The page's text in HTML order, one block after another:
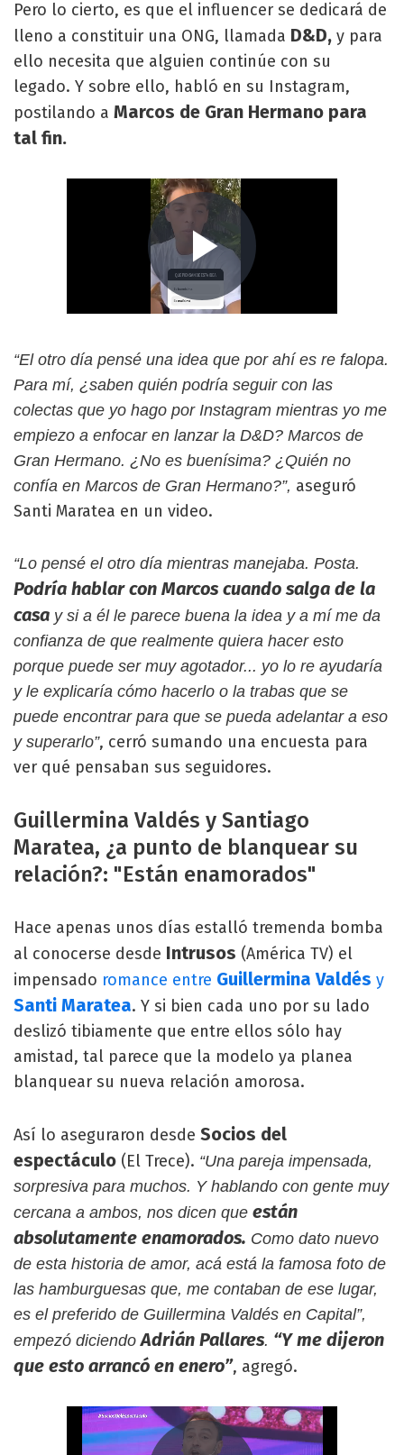
Pero lo cierto, es que el influencer se dedicará de
lleno a constituir una ONG, llamada D&D, y para
ello necesita que alguien continúe con su
legado. Y sobre ello, habló en su Instagram,
postilando a Marcos de Gran Hermano para
tal fin.
“El otro día pensé una idea que por ahí es re falopa.
Para mí, ¿saben quién podría seguir con las
colectas que yo hago por Instagram mientras yo me
empiezo a enfocar en lanzar la D&D? Marcos de
Gran Hermano. ¿No es buenísima? ¿Quién no
confía en Marcos de Gran Hermano?”, aseguró
Santi Maratea en un video.
“Lo pensé el otro día mientras manejaba. Posta.
Podría hablar con Marcos cuando salga de la
casa y si a él le parece buena la idea y a mí me da
confianza de que realmente quiera hacer esto
porque puede ser muy agotador... yo lo re ayudaría
y le explicaría cómo hacerlo o la trabas que se
puede encontrar para que se pueda adelantar a eso
y superarlo”, cerró sumando una encuesta para
ver qué pensaban sus seguidores.
Guillermina Valdés y Santiago
Maratea, ¿a punto de blanquear su
relación?: "Están enamorados"
Hace apenas unos días estalló tremenda bomba
al conocerse desde Intrusos (América TV) el
impensado romance entre Guillermina Valdés y
Santi Maratea. Y si bien cada uno por su lado
deslizó tibiamente que entre ellos sólo hay
amistad, tal parece que la modelo ya planea
blanquear su nueva relación amorosa.
Así lo aseguraron desde Socios del
espectáculo (El Trece). “Una pareja impensada,
sorpresiva para muchos. Y hablando con gente muy
cercana a ambos, nos dicen que están
absolutamente enamorados. Como dato nuevo
de esta historia de amor, acá está la famosa foto de
las hamburguesas que, me contaban de ese lugar,
es el preferido de Guillermina Valdés en Capital”,
empezó diciendoAdrián Pallares. “Y me dijeron
que esto arrancó en enero”, agregó.